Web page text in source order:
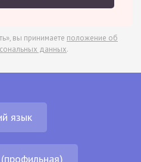
вы принимаете положение об
данных.
язык